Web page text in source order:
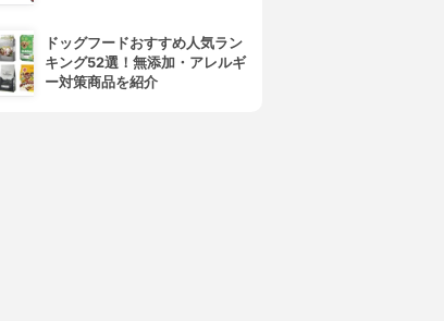
ジェンヌのトリセツ
ジェンヌのトリセツ
3.69(2)
¥6,578
ケフィアプラス
ドッグフードおすすめ人気ラン
キング52選！無添加・アレルギ
ー対策商品を紹介